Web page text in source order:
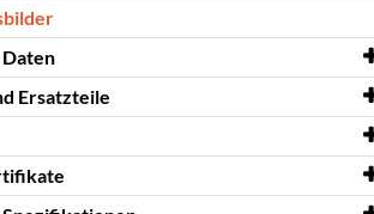
ja
mm
Ersatzteile
Ersatzteile Regalsystem 60/30 Classic
60/30 Regalsystem - EUR